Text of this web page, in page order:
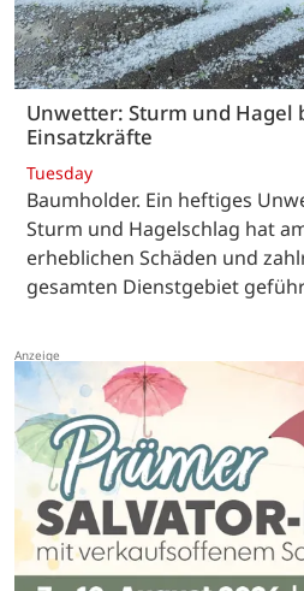
Unwetter: Sturm und Hagel
Einsatzkräfte
Tuesday
Baumholder. Ein heftiges
Sturm und Hagelschlag hat
erheblichen Schäden und
gesamten Dienstgebiet